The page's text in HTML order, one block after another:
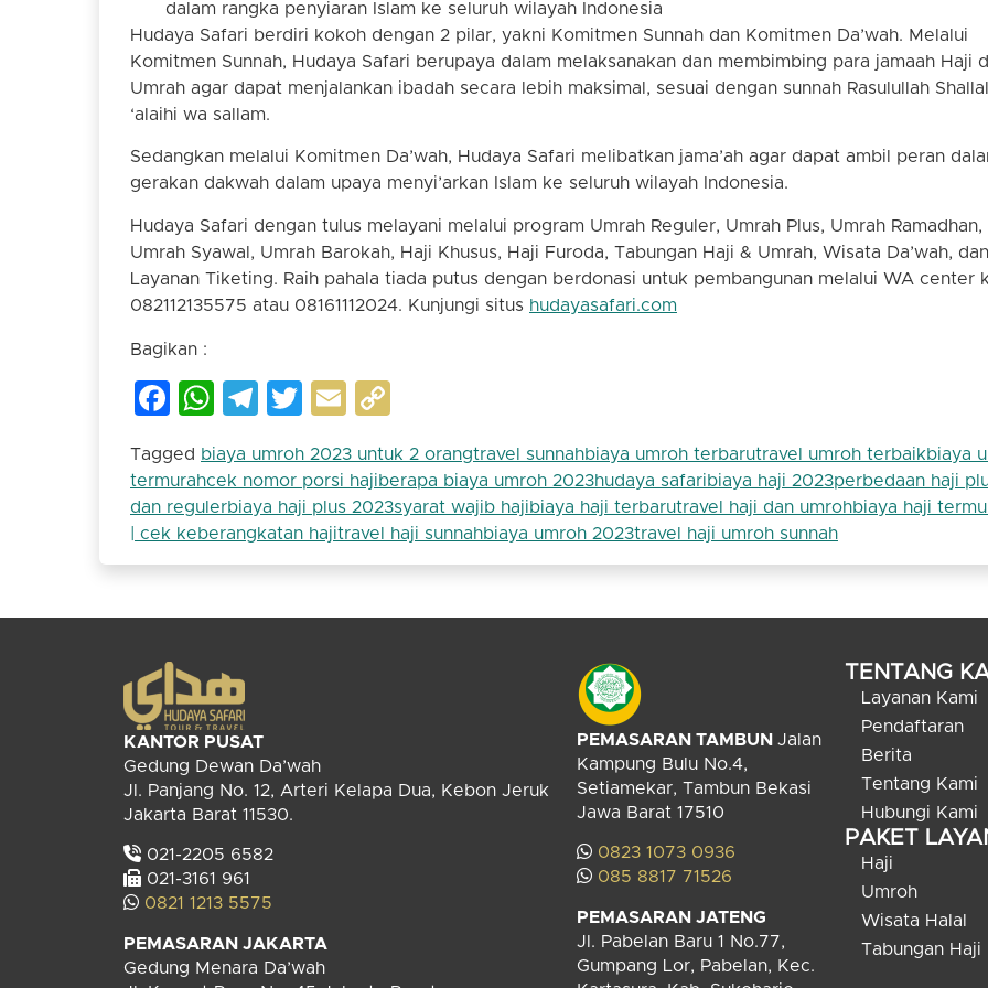
dalam rangka penyiaran Islam ke seluruh wilayah Indonesia
Hudaya Safari berdiri kokoh dengan 2 pilar, yakni Komitmen Sunnah dan Komitmen Da’wah. Melalui
Komitmen Sunnah, Hudaya Safari berupaya dalam melaksanakan dan membimbing para jamaah Haji
Umrah agar dapat menjalankan ibadah secara lebih maksimal, sesuai dengan sunnah Rasulullah
‘alaihi wa sallam.
Sedangkan melalui Komitmen Da’wah, Hudaya Safari melibatkan jama’ah agar dapat ambil peran
gerakan dakwah dalam upaya menyi’arkan Islam ke seluruh wilayah Indonesia.
Hudaya Safari dengan tulus melayani melalui program Umrah Reguler, Umrah Plus, Umrah Ramadhan,
Umrah Syawal, Umrah Barokah, Haji Khusus, Haji Furoda, Tabungan Haji & Umrah, Wisata Da’wah, dan
Layanan Tiketing. Raih pahala tiada putus dengan berdonasi untuk pembangunan melalui WA center
082112135575 atau 08161112024. Kunjungi situs hudayasafari.com
Bagikan :
Facebook
WhatsApp
Telegram
Twitter
Email
Tagged biaya umroh 2023 untuk 2 orangtravel sunnahbiaya umroh terbarutravel umroh terbaikbiaya
termurahcek nomor porsi hajiberapa biaya umroh 2023hudaya safaribiaya haji 2023perbedaan haji
dan regulerbiaya haji plus 2023syarat wajib hajibiaya haji terbarutravel haji dan umrohbiaya haji
| cek keberangkatan hajitravel haji sunnahbiaya umroh 2023travel haji umroh sunnah
KANTOR PUSAT
Gedung Dewan Da’wah
Jl. Panjang No. 12, Arteri Kelapa Dua, Kebon Jeruk
Jakarta Barat 11530.
021-2205 6582
021-3161 961
0821 1213 5575
PEMASARAN JAKARTA
Gedung Menara Da’wah
PEMASARAN TAMBUNJalan
Kampung Bulu No.4,
Setiamekar, Tambun Bekasi
Jawa Barat 17510
0823 1073 0936
085 8817 71526
PEMASARAN JATENG
Jl. Pabelan Baru 1 No.77,
Gumpang Lor, Pabelan, Kec.
TENTANG
Layanan Kami
Pendaftaran
Berita
Tentang Kami
Hubungi Kami
PAKET
Haji
Umroh
Wisata Halal
Tabungan Haji